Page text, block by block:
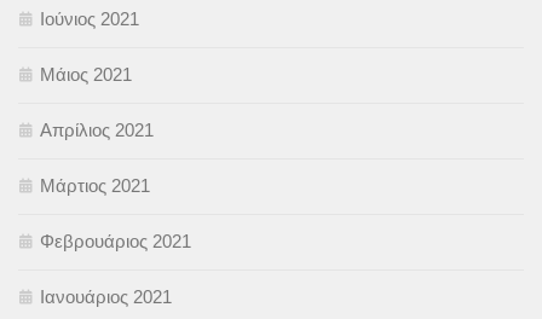
Ιούνιος 2021
Μάιος 2021
Απρίλιος 2021
Μάρτιος 2021
Φεβρουάριος 2021
Ιανουάριος 2021